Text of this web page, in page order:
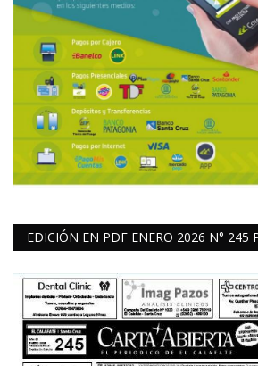
EDICIÓN EN PDF ENERO 2026 N° 245